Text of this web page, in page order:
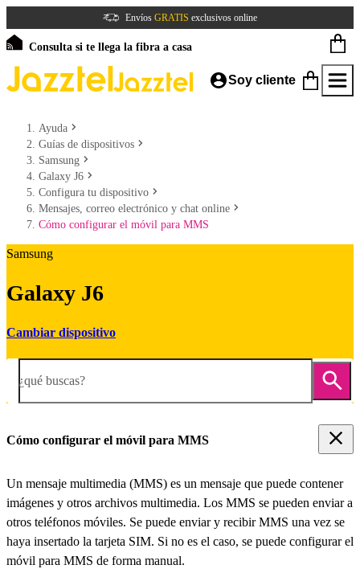
Envíos GRATIS exclusivos online
Consulta si te llega la fibra a casa
Soy cliente
Ayuda
Guías de dispositivos
Samsung
Galaxy J6
Configura tu dispositivo
Mensajes, correo electrónico y chat online
Cómo configurar el móvil para MMS
Samsung
Galaxy J6
Cambiar dispositivo
¿qué buscas?
Cómo configurar el móvil para MMS
Un mensaje multimedia (MMS) es un mensaje que puede contener
imágenes y otros archivos multimedia. Los MMS se pueden enviar a
otros teléfonos móviles. Se puede enviar y recibir MMS una vez se
haya insertado la tarjeta SIM. Si no es el caso, se puede configurar el
móvil para MMS de forma manual.